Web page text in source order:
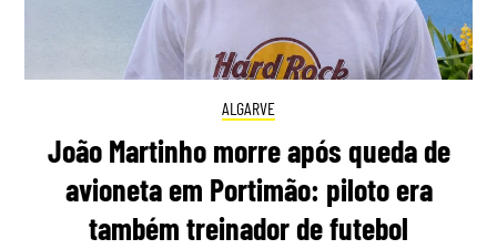
ALGARVE
João Martinho morre após queda de
avioneta em Portimão: piloto era
também treinador de futebol